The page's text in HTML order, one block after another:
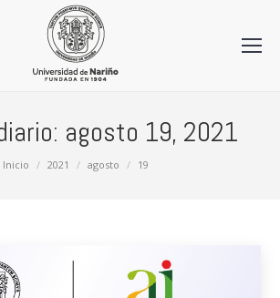
agosto 19, 2021
Inicio 2021 agosto 19